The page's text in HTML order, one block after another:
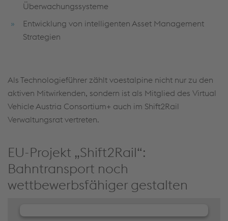
Überwachungssysteme
Entwicklung von intelligenten Asset Management
Strategien
Als Technologieführer zählt voestalpine nicht nur zu den
aktiven Mitwirkenden, sondern ist als Mitglied des Virtual
Vehicle Austria Consortium+ auch im Shift2Rail
Verwaltungsrat vertreten.
EU-Projekt „Shift2Rail“:
Bahntransport noch
wettbewerbsfähiger gestalten